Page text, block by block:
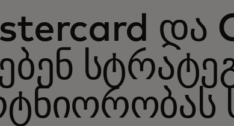
და